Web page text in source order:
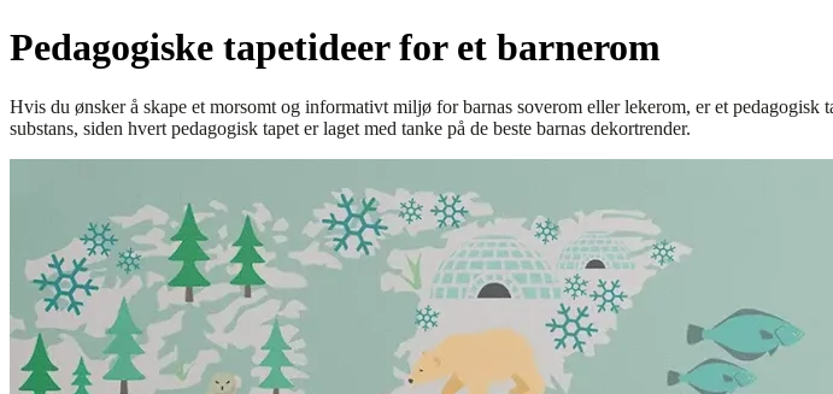
Pedagogiske tapetideer for et barnerom
Hvis du ønsker å skape et morsomt og informativt miljø for barnas soverom eller lekerom, er et
substans, siden hvert pedagogisk tapet er laget med tanke på de beste barnas dekortrender.